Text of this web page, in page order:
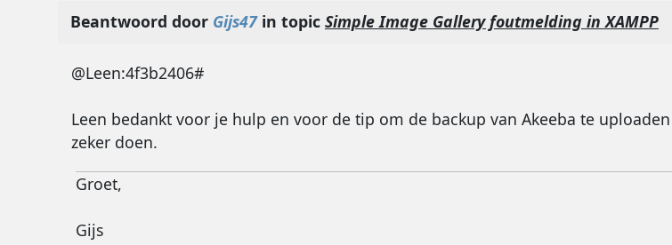
Beantwoord door Gijs47in topic Simple Image Gallery foutmelding in XAMPP
@Leen:4f3b2406#
Leen bedankt voor je hulp en voor de tip om de backup van Akeeba te
zeker doen.
Groet,
Gijs